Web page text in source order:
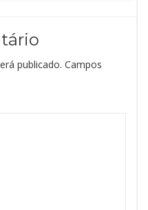
publicado. Campos